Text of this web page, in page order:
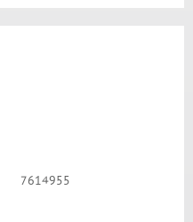
7614955